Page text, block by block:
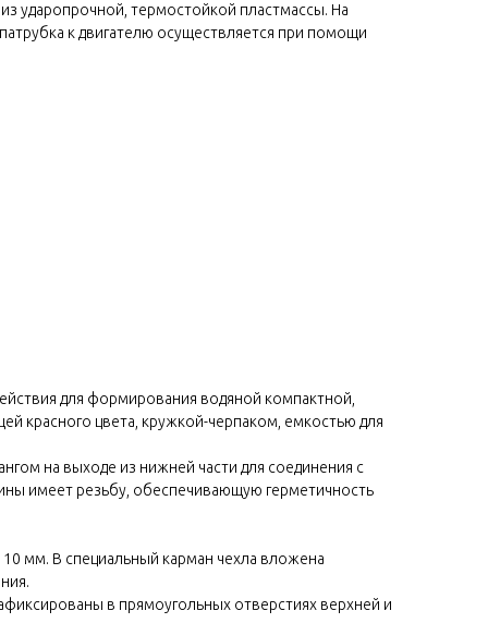
ударопрочной, термостойкой пластмассы. На
к двигателю осуществляется при помощи
для формирования водяной компактной,
красного цвета, кружкой-черпаком, емкостью для
на выходе из нижней части для соединения с
имеет резьбу, обеспечивающую герметичность
мм. В специальный карман чехла вложена
в прямоугольных отверстиях верхней и